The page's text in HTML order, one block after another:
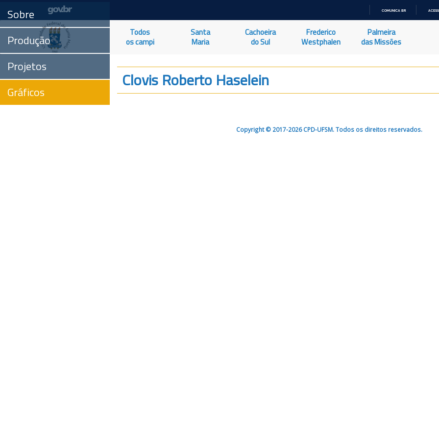
O
COMUNICA BR
Todos
os campi
Santa
Maria
Cachoeira
do Sul
Frederico
Westphalen
Palmeira
das Missões
Sobre
Produção
Projetos
Gráficos
Clovis Roberto Haselein
Copyright © 2017-2026 CPD-UFSM. Todos os direitos reservados.